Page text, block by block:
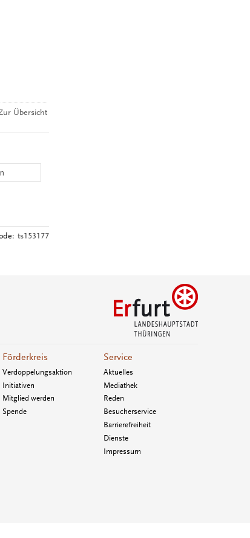
Übersicht
ts153177
Förderkreis
Verdoppelungsaktion
Initiativen
Mitglied werden
Spende
Service
Aktuelles
Mediathek
Reden
Besucherservice
Barrierefreiheit
Dienste
Impressum